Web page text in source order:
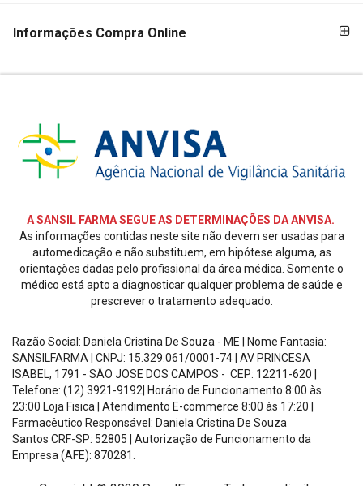
CREDIBILIDADE
Informações Compra Online
A SANSIL FARMA SEGUE AS DETERMINAÇÕES DA ANVISA.
As informações contidas neste site não devem ser usadas para
automedicação e não substituem, em hipótese alguma, as
orientações dadas pelo profissional da área médica. Somente o
médico está apto a diagnosticar qualquer problema de saúde e
prescrever o tratamento adequado.
Razão Social: Daniela Cristina De Souza - ME | Nome Fantasia:
SANSILFARMA | CNPJ: 15.329.061/0001-74 AV PRINCESA
ISABEL, 1791 - SÃO JOSE DOS CAMPOS - CEP: 12211-620
Telefone: (12) 3921-9192| Horário de Funcionamento 8:00 às
23:00 Loja Fisica | Atendimento E-commerce 8:00 às 17:20
Farmacêutico Responsável: Daniela Cristina De Souza
Santos CRF-SP: 52805 |
Autorização de Funcionamento da
Empresa (AFE): 870281.